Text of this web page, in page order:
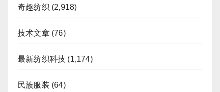
奇趣纺织 (2,918)
技术文章(76)
最新纺织科技 (1,174)
民族服装 (64)